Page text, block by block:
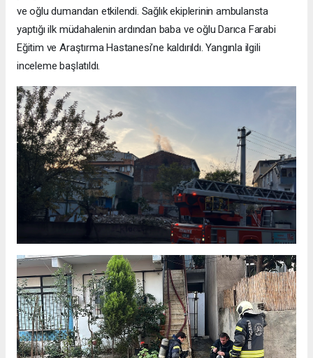
ve oğlu dumandan etkilendi. Sağlık ekiplerinin ambulansta
yaptığı ilk müdahalenin ardından baba ve oğlu Darıca Farabi
Eğitim ve Araştırma Hastanesi’ne kaldırıldı. Yangınla ilgili
inceleme başlatıldı.